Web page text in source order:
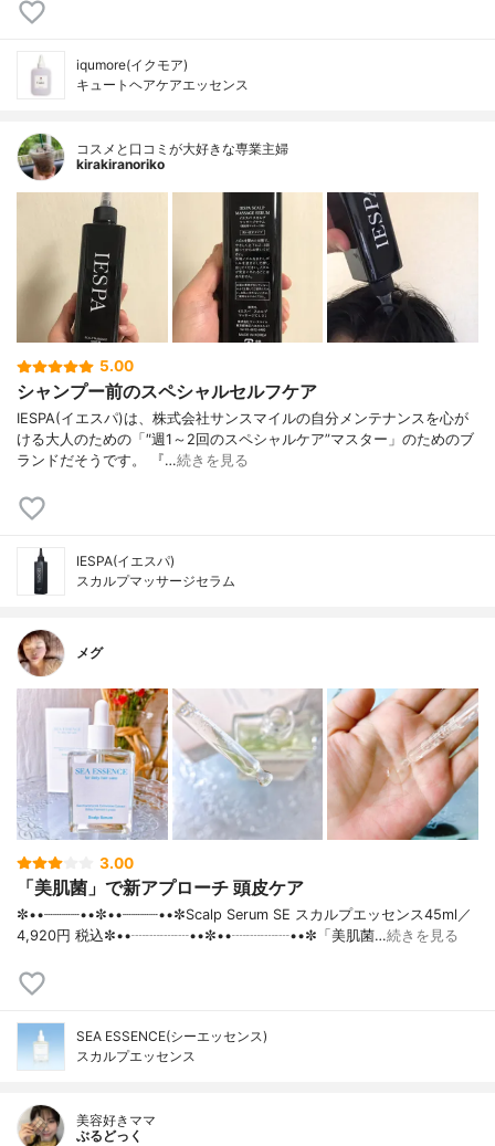
iqumore(イクモア)
キュートヘアケアエッセンス
コスメと口コミが大好きな専業主婦
kirakiranoriko
5.00
シャンプー前のスペシャルセルフケア
IESPA(イエスパ)は、株式会社サンスマイルの自分メンテナンスを心が
ける大人のための「″週1～2回のスペシャルケア”マスター」のためのブ
ランドだそうです。 『…続きを見る
IESPA(イエスパ)
スカルプマッサージセラム
メグ
3.00
「美肌菌」で新アプローチ 頭皮ケア
✼••┈┈┈┈••✼••┈┈┈┈••✼Scalp Serum SE スカルプエッセンス45ml／
4,920円 税込✼••┈┈┈┈••✼••┈┈┈┈••✼「美肌菌…続きを見る
SEA ESSENCE(シーエッセンス)
スカルプエッセンス
美容好きママ
ぶるどっく